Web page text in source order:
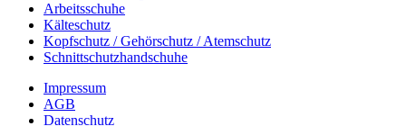
Arbeitsschuhe
Kälteschutz
Kopfschutz / Gehörschutz / Atemschutz
Schnittschutzhandschuhe
Impressum
AGB
Datenschutz